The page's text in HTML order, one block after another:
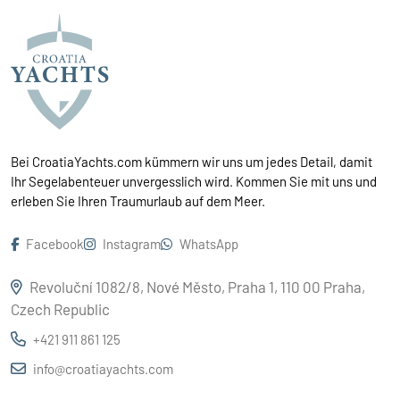
Bei CroatiaYachts.com kümmern wir uns um jedes Detail, damit
Ihr Segelabenteuer unvergesslich wird. Kommen Sie mit uns und
erleben Sie Ihren Traumurlaub auf dem Meer.
Facebook Instagram WhatsApp
Revoluční 1082/8, Nové Město, Praha 1, 110 00 Praha,
Czech Republic
+421 911 861 125
info@croatiayachts.com